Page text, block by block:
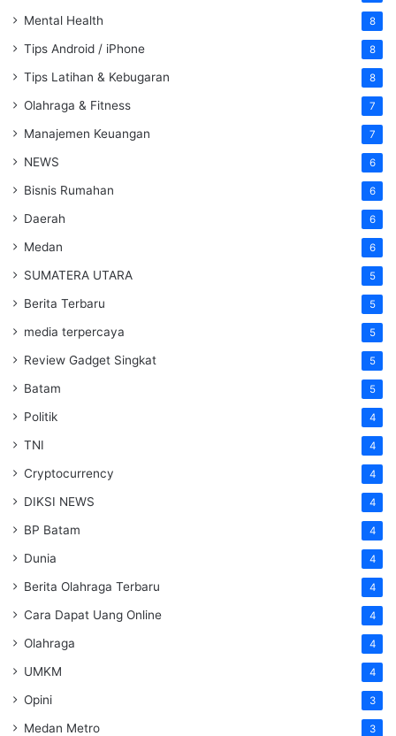
Mental Health 8
Tips Android / iPhone 8
Tips Latihan & Kebugaran 8
Olahraga & Fitness 7
Manajemen Keuangan 7
NEWS 6
Bisnis Rumahan 6
Daerah 6
Medan 6
SUMATERA UTARA 5
Berita Terbaru 5
media terpercaya 5
Review Gadget Singkat 5
Batam 5
Politik 4
TNI 4
Cryptocurrency 4
DIKSI NEWS 4
BP Batam 4
Dunia 4
Berita Olahraga Terbaru 4
Cara Dapat Uang Online 4
Olahraga 4
UMKM 4
Opini 3
Medan Metro 3